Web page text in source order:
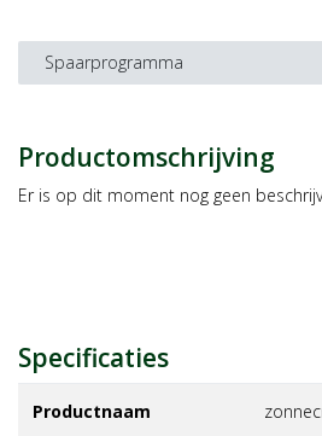
Spaarprogramma
Productomschrijving
Er is op dit moment nog geen
Specificaties
Productnaam